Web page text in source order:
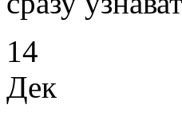
14
Дек